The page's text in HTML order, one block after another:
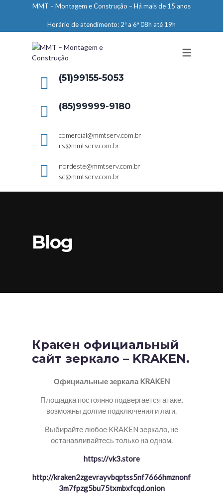
ENGENHARIA
LIMPEZA E CONSERVAÇÃO
MANUTENÇÃO PREDIAL
ELEVADORES – PREPARAÇÃO DE
MMT – Montagem e Construção – Há mais de 15 anos
Horário de atendimento: 2ª a 6ª 08h até 19h
(51)99155-5053
(85)99999-9180
comercial@mmtserv.com.br
rs@mmtserv.com.br
nordeste@mmtserv.com.br
sc@mmtserv.com.br
Blog
Кракен официальный
сайт зеркало – KRAKEN.
Официальные зеркала KRAKEN
Площадка постоянно подвергается атаке,
возможны долгие подключения и лаги.
Выбирайте любое KRAKEN зеркало, не
останавливайтесь только на одном.
https://vk3.store
http://kraken2zgevrayvbqptss5nf7666hmznonf
3m7fpzg5bu75txmbxfcqd.onion